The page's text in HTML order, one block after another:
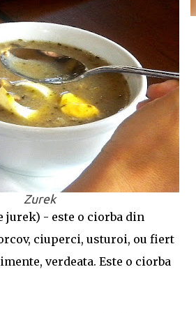
Zurek
jurek) - este o ciorba din
ciuperci, usturoi, ou fiert
verdeata. Este o ciorba